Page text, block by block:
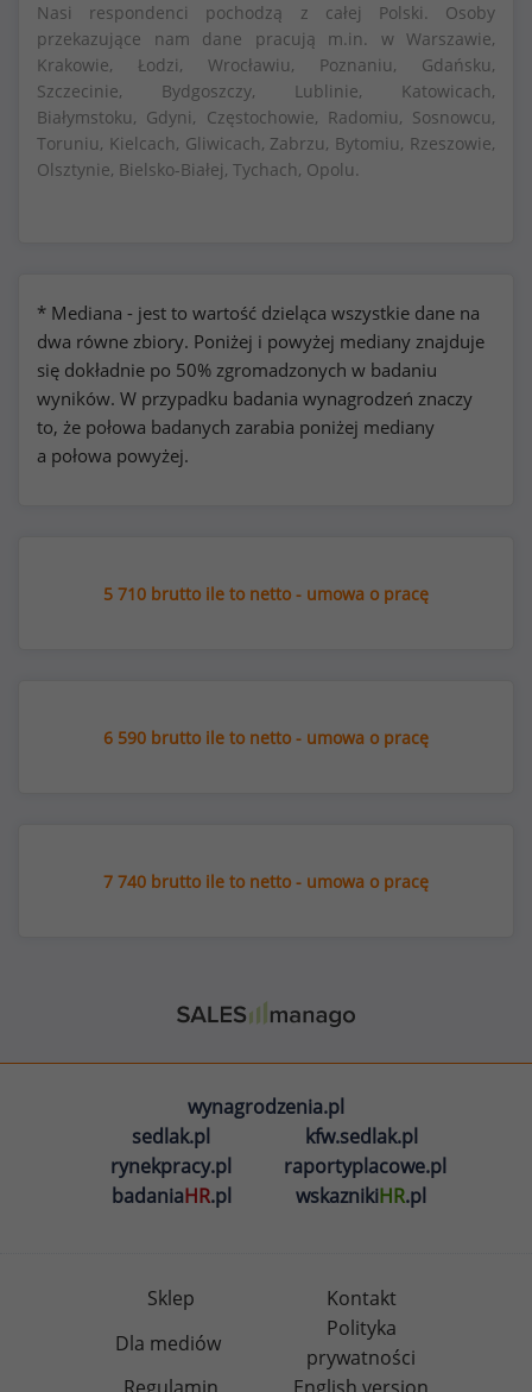
Nasi respondenci pochodzą z całej Polski. Osoby
przekazujące nam dane pracują m.in. w Warszawie,
Krakowie, Łodzi, Wrocławiu, Poznaniu, Gdańsku,
Szczecinie, Bydgoszczy, Lublinie, Katowicach,
Białymstoku, Gdyni, Częstochowie, Radomiu, Sosnowcu,
Toruniu, Kielcach, Gliwicach, Zabrzu, Bytomiu, Rzeszowie,
Olsztynie, Bielsko-Białej, Tychach, Opolu.
* Mediana - jest to wartość dzieląca wszystkie dane na
dwa równe zbiory. Poniżej i powyżej mediany znajduje
się dokładnie po 50% zgromadzonych w badaniu
wyników. W przypadku badania wynagrodzeń znaczy
to, że połowa badanych zarabia poniżej mediany
a połowa powyżej.
5 710 brutto ile to netto - umowa o pracę
6 590 brutto ile to netto - umowa o pracę
7 740 brutto ile to netto - umowa o pracę
wynagrodzenia.pl
sedlak.pl
kfw.sedlak.pl
rynekpracy.pl
raportyplacowe.pl
badaniaHR.pl wskaznikiHR.pl
Sklep
Kontakt
Dla mediów
Polityka
prywatności